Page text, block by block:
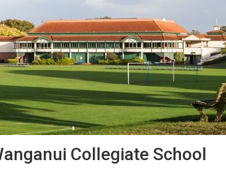
Collegiate School